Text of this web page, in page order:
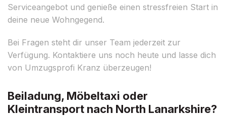
Serviceangebot und genieße einen stressfreien Start in
deine neue Wohngegend.
Bei Fragen steht dir unser Team jederzeit zur
Verfügung. Kontaktiere uns noch heute und lasse dich
von Umzugsprofi Kranz überzeugen!
Beiladung, Möbeltaxi oder
Kleintransport nach North Lanarkshire?